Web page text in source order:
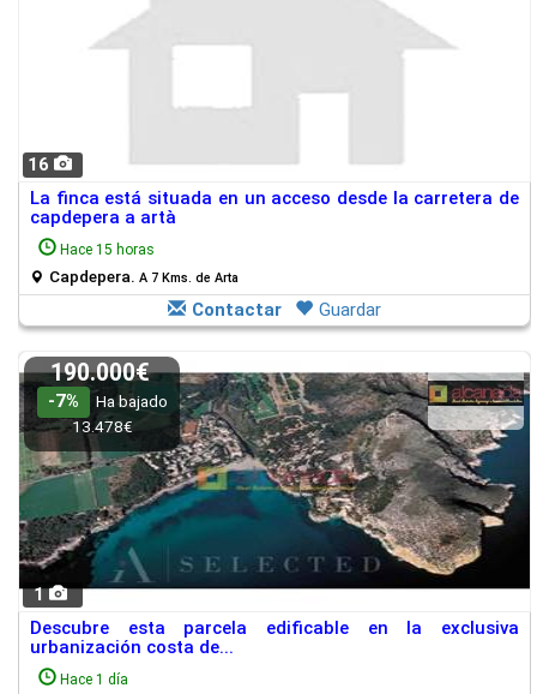
16
La finca está situada en un acceso desde la carretera de
capdepera a artà
Hace 15 horas
Capdepera. A 7 Kms. de Arta
Contactar Guardar
1
190.000€
-7%
Ha bajado
13.478€
Descubre esta parcela edificable en la exclusiva
urbanización costa de...
Hace 1 día